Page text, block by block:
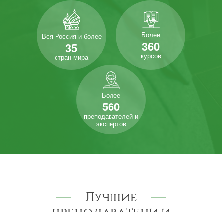
Вся Россия и более
35
стран мира
Более
360
курсов
Более
560
преподавателей и
экспертов
Лучшие